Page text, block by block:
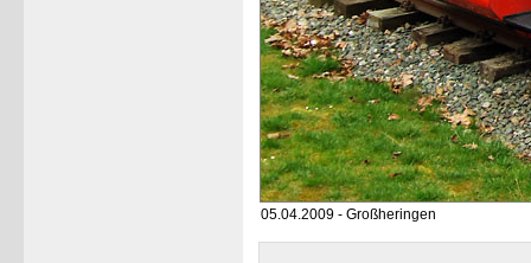
05.04.2009 - Großheringen